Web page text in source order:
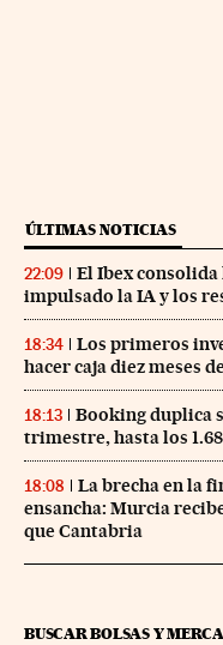
ÚLTIMAS NOTICIAS
22:09
El Ibex
impulsado la IA y los
18:34
Los primeros
hacer caja diez meses
18:13
Booking duplica
trimestre, hasta los
18:08
La brecha en la
ensancha: Murcia
que Cantabria
BUSCAR BOLSAS Y